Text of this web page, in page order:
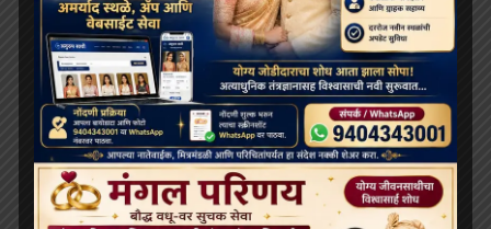
July 2026
June 2026
May 2026
April 2026
February 2026